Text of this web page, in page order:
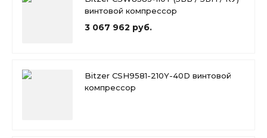
винтовой компрессор
3 067 962 руб.
Bitzer CSH9581-210Y-40D винтовой
компрессор